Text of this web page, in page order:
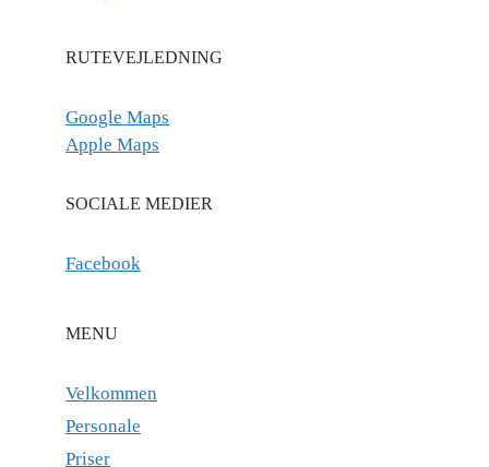
RUTEVEJLEDNING
Google Maps
Apple Maps
SOCIALE MEDIER
Facebook
MENU
Velkommen
Personale
Priser